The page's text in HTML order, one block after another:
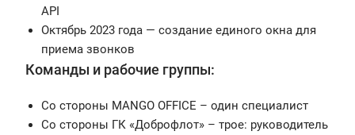
API
Октябрь 2023 года — создание единого окна для
приема звонков
Команды и рабочие группы:
Со стороны MANGO OFFICE – один специалист
Со стороны ГК «Доброфлот» – трое: руководитель